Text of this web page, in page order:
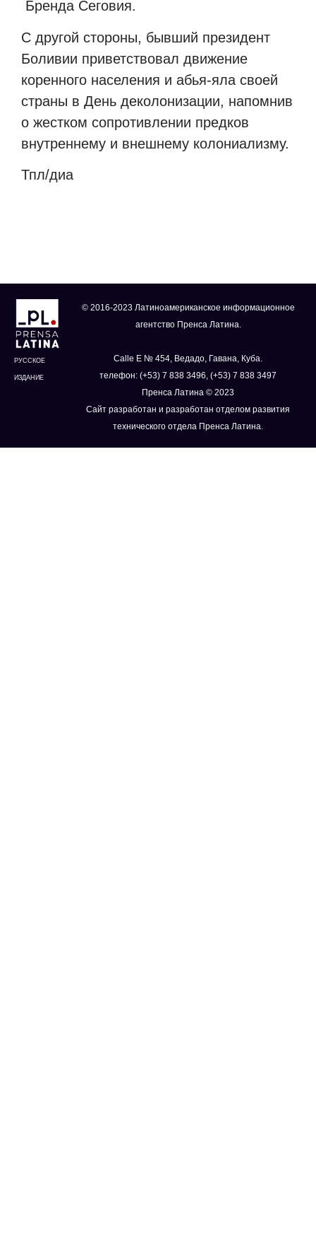
Бренда Сеговия.
С другой стороны, бывший президент
Боливии приветствовал движение
коренного населения и абья-яла своей
страны в День деколонизации, напомнив
о жестком сопротивлении предков
внутреннему и внешнему колониализму.
Тпл/диа
РУССКОЕ
ИЗДАНИЕ
© 2016-2023 Латиноамериканское информационное
агентство Пренса Латина.
Calle E № 454, Ведадо, Гавана, Куба.
телефон: (+53) 7 838 3496, (+53) 7 838 3497
Пренса Латина © 2023
Сайт разработан и разработан отделом развития
технического отдела Пренса Латина.